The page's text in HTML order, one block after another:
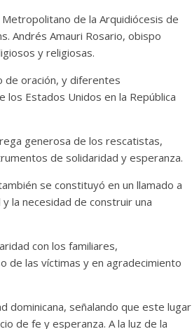
de la Arquidiócesis de
Andrés Amauri Rosario, obispo
y religiosas.
de oración, y diferentes
los Estados Unidos en la República
generosa de los rescatistas,
de solidaridad y esperanza.
se constituyó en un llamado a
la necesidad de construir una
con los familiares,
de las víctimas y en agradecimiento
dominicana, señalando que este lugar
de fe y esperanza. A la luz de la